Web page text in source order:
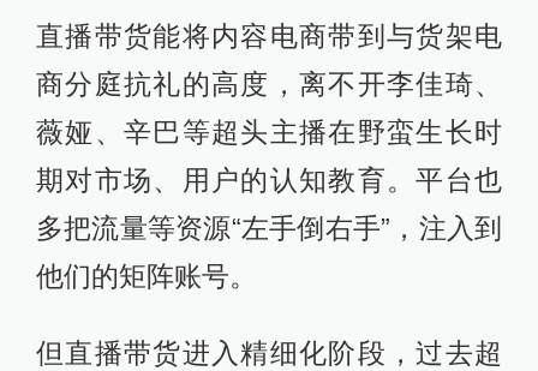
直播带货能将内容电商带到与货架电
商分庭抗礼的高度，离不开李佳琦、
薇娅、辛巴等超头主播在野蛮生长时
期对市场、用户的认知教育。平台也
多把流量等资源“左手倒右手”，注入到
他们的矩阵账号。
但直播带货进入精细化阶段，过去超